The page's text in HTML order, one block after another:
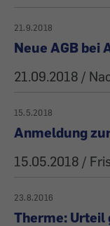
21.9.2018
Neue AGB bei
21.09.2018 /
15.5.2018
Anmeldung
15.05.2018 /
23.8.2016
Therme: Urteil